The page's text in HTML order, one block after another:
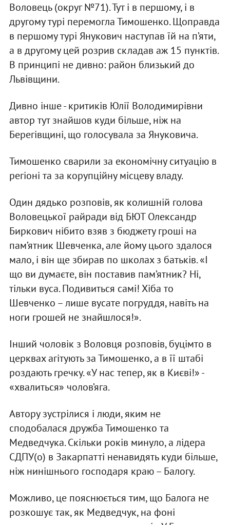
Воловець (округ №71). Тут і в першому, і в
другому турі перемогла Тимошенко. Щоправда
в першому турі Янукович наступав їй на п’яти,
а в другому цей розрив складав аж 15 пунктів.
В принципі не дивно: район близький до
Львівщини.
Дивно інше - критиків Юлії Володимирівни
автор тут знайшов куди більше, ніж на
Берегівщині, що голосувала за Януковича.
Тимошенко сварили за економічну ситуацію в
регіоні та за корупційну місцеву владу.
Один дядько розповів, як колишній голова
Воловецької райради від БЮТ Олександр
Биркович нібито взяв з бюджету гроші на
пам’ятник Шевченка, але йому цього здалося
мало, і він ще збирав по школах з батьків. «І
що ви думаєте, він поставив пам’ятник? Ні,
тільки вуса. Подивиться самі! Хіба то
Шевченко – лише вусате погруддя, навіть на
ноги грошей не знайшлося!».
Інший чоловік з Воловця розповів, буцімто в
церквах агітують за Тимошенко, а в її штабі
роздають гречку. «У нас тепер, як в Києві!» -
«хвалиться» чолов’яга.
Автору зустрілися і люди, яким не
сподобалася дружба Тимошенко та
Медведчука. Скільки років минуло, а лідера
СДПУ(о) в Закарпатті ненавидять куди більше,
ніж нинішнього господаря краю – Балогу.
Можливо, це пояснюється тим, що Балога не
розкошує так, як Медведчук, на фоні